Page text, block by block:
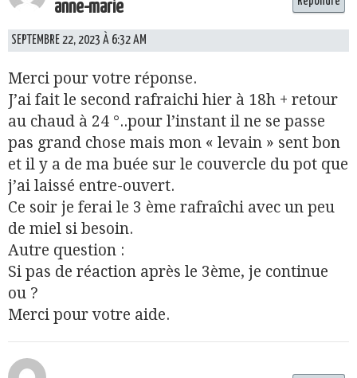
anne-marie
SEPTEMBRE 22, 2023 À 6:32 AM
Merci pour votre réponse.
J’ai fait le second rafraichi hier à 18h + retour
au chaud à 24 °..pour l’instant il ne se passe
pas grand chose mais mon « levain » sent bon
et il y a de ma buée sur le couvercle du pot que
j’ai laissé entre-ouvert.
Ce soir je ferai le 3 ème rafraîchi avec un peu
de miel si besoin.
Autre question :
Si pas de réaction après le 3ème, je continue
ou ?
Merci pour votre aide.